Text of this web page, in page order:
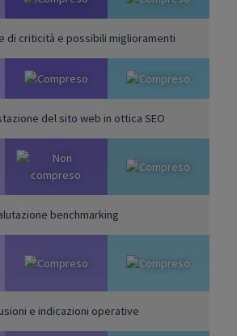
di criticità e possibili miglioramenti
del sito web in ottica SEO
benchmarking
e indicazioni operative